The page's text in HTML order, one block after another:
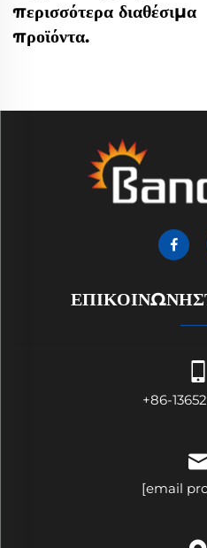
περισσότερα διαθέσιμα
προϊόντα.
+86-
[email